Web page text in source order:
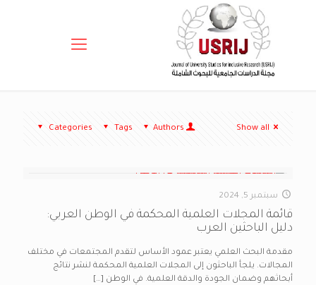
Categories Tags Authors Show all
سبتمبر 5, 2024
قائمة المجلات العلمية المحكمة في الوطن العربي:
دليل الباحثين العرب
مقدمة البحث العلمي يعتبر عمود الأساس لتقدم المجتمعات في مختلف
المجالات. يلجأ الباحثون إلى المجلات العلمية المحكمة لنشر نتائج
أبحاثهم وضمان الجودة والدقة العلمية. في الوطن […]